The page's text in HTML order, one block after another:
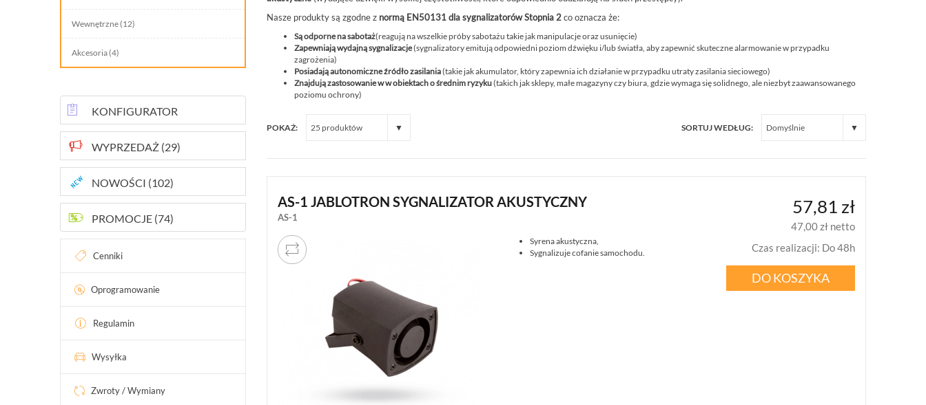
SYSTEMY PPOŻ
WIDEODOMOFONY I DOMOFONY
INTELIGENTNY BUDYNEK
SIECI LAN, WLAN
ZASILANIE, TRANSMISJA, UPS-Y
AKCESORIA
WIEŻE MOBILNE
Wewnętrzne (12)
Akcesoria (4)
KONFIGURATOR
WYPRZEDAŻ (29)
NOWOŚCI (102)
PROMOCJE (74)
Cenniki
Oprogramowanie
Regulamin
Wysyłka
Zwroty / Wymiany
Nasze produkty są zgodne z normą EN50131 dla sygnalizatorów Stopnia 2co oznacza że:
Są odporne na sabotaż(reagują na wszelkie próby sabotażu takie jak manipulacje oraz usunięcie)
Zapewniają wydajną sygnalizacje(sygnalizatory emitują odpowiedni poziom dźwięku i/lub światła, aby zapewnić skuteczne alarmowanie w przypadku
zagrożenia)
Posiadają autonomiczne źródło zasilania(takie jak akumulator, który zapewnia ich działanie w przypadku utraty zasilania sieciowego)
Znajdują zastosowanie w w obiektach o średnim ryzyku(takich jak sklepy, małe magazyny czy biura, gdzie wymaga się solidnego, ale niezbyt zaawansowanego
poziomu ochrony)
POKAŻ: SORTUJ WEDŁUG:
AS-1 JABLOTRON SYGNALIZATOR AKUSTYCZNY
AS-1
Syrena akustyczna,
Sygnalizuje cofanie samochodu.
57,81 zł
47,00 zł netto
Czas realizacji: Do 48h
DO KOSZYKA